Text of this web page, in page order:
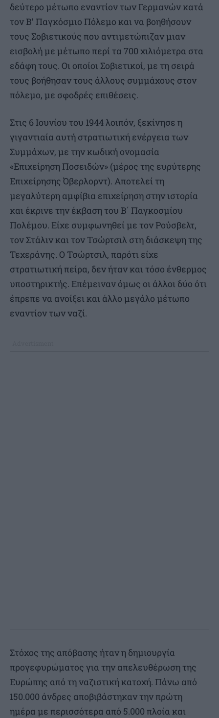
δεύτερο μέτωπο εναντίον των Γερμανών κατά
τον Β’ Παγκόσμιο Πόλεμο και να βοηθήσουν
τους Σοβιετικούς που αντιμετώπιζαν μιαν
εισβολή με μέτωπο περί τα 700 χιλιόμετρα στα
εδάφη τους. Οι οποίοι Σοβιετικοί, με τη σειρά
τους βοήθησαν τους άλλους συμμάχους στον
πόλεμο, με σφοδρές επιθέσεις.
Στις 6 Ιουνίου του 1944 λοιπόν, ξεκίνησε η
γιγαντιαία αυτή στρατιωτική ενέργεια των
Συμμάχων, με την κωδική ονομασία
«Επιχείρηση Ποσειδών» (μέρος της ευρύτερης
Επιχείρησης Όβερλορντ). Αποτελεί τη
μεγαλύτερη αμφίβια επιχείρηση στην ιστορία
και έκρινε την έκβαση του Β΄ Παγκοσμίου
Πολέμου. Είχε συμφωνηθεί με τον Ρούσβελτ,
τον Στάλιν και τον Τσώρτσιλ στη διάσκεψη της
Τεχεράνης. Ο Τσώρτσιλ, παρότι είχε
στρατιωτική πείρα, δεν ήταν και τόσο ένθερμος
υποστηρικτής. Επέμειναν όμως οι άλλοι δύο ότι
έπρεπε να ανοίξει και άλλο μεγάλο μέτωπο
εναντίον των ναζί.
Στόχος της απόβασης ήταν η δημιουργία
προγεφυρώματος για την απελευθέρωση της
Ευρώπης από τη ναζιστική κατοχή. Πάνω από
150.000 άνδρες αποβιβάστηκαν την πρώτη
ημέρα με περισσότερα από 5.000 πλοία και